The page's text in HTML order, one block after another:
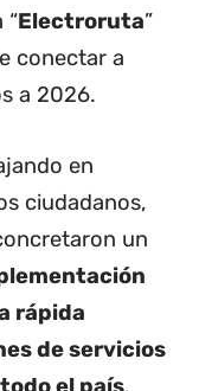
“Electroruta”
conectar a
a 2026.
en
ciudadanos,
un
rápida
de servicios